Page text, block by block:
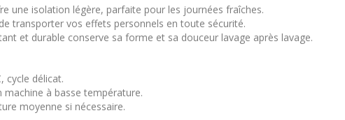
une isolation légère, parfaite pour les journées fraîches.
transporter vos effets personnels en toute sécurité.
et durable conserve sa forme et sa douceur lavage après lavage.
cycle délicat.
machine à basse température.
moyenne si nécessaire.